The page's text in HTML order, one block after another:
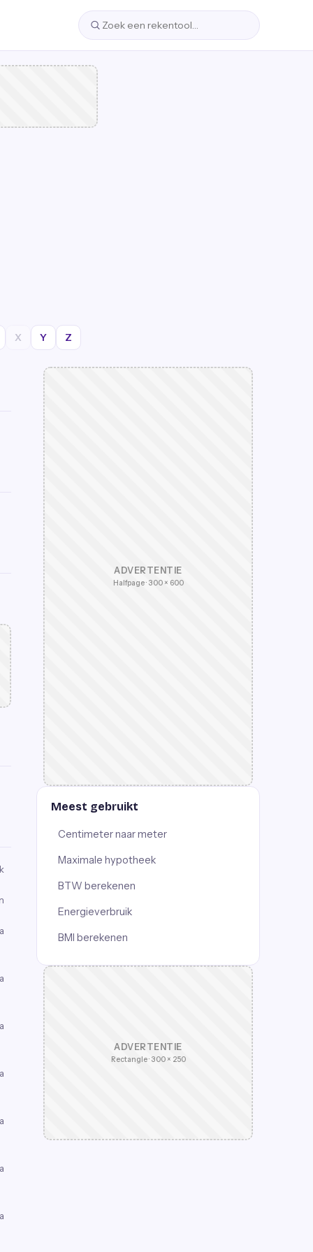
X Y Z
ADVERTENTIE
Halfpage · 300 × 600
Meest gebruikt
Centimeter naar meter
Maximale hypotheek
BTW berekenen
Energieverbruik
BMI berekenen
ADVERTENTIE
Rectangle · 300 × 250